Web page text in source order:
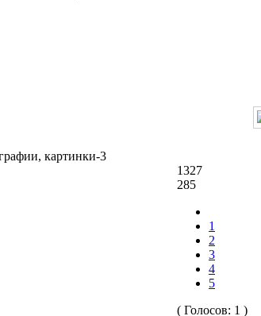
картинки-3
1327
285
1
2
3
4
5
( Голосов: 1 )